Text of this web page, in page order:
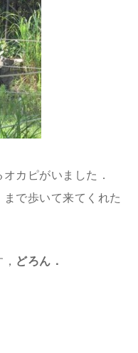
カピがいました．
で歩いて来てくれた
どろん．